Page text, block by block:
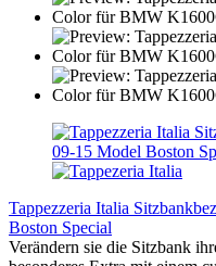
Tappezzeria Italia
Boston Special
Verändern sie die Sitzbank